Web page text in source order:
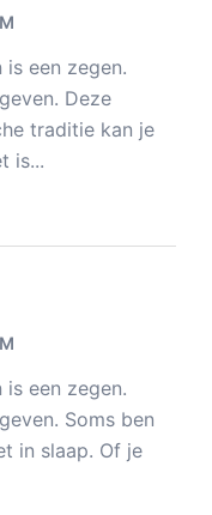
is een zegen.
Deze
traditie kan je
is...
is een zegen.
Soms ben
in slaap. Of je